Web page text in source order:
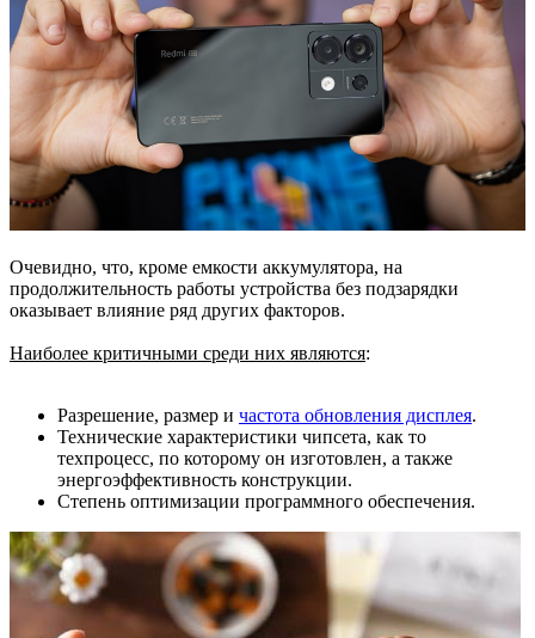
Очевидно, что, кроме емкости аккумулятора, на
продолжительность работы устройства без подзарядки
оказывает влияние ряд других факторов.
Наиболее критичными среди них являются:
Разрешение, размер и частота обновления дисплея.
Технические характеристики чипсета, как то
техпроцесс, по которому он изготовлен, а также
энергоэффективность конструкции.
Степень оптимизации программного обеспечения.